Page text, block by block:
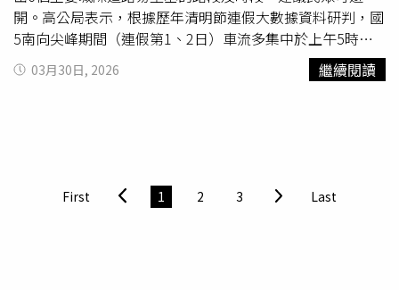
制，依市場供需即時調整房價。市府建議，民眾若希望享有
較具彈性的訂房選擇及優惠房價，應及早規劃行程與訂房。
為避免誤入住非法旅宿，南市府提醒旅客可事先至交通部觀
光署「臺灣旅宿網」或臺南市政府「臺南旅遊網」查詢合法
開。高公局表示，根據歷年清明節連假大數據資料研判，國
5南向尖峰期間（連假第1、2日）車流多集中於上午5時至
下午5時，國5北向尖峰期間（連假第2至4日）車流則從上
午9時湧現並持續至深夜，建議用路人可多搭乘公共運輸分
匝道大客車專用道、北向宜蘭至頭城機動開放路肩供大客車
通行並實施主線儀控供大客車優先通行等；此外，石碇南入
03月30日, 2026 繼續閱讀
First 1 2 3 Last